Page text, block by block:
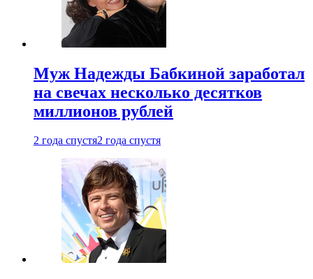
Муж Надежды Бабкиной заработал
на свечах несколько десятков
миллионов рублей
2 года спустя2 года спустя